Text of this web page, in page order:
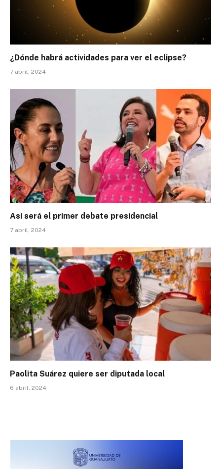
¿Dónde habrá actividades para ver el eclipse?
7 abril, 2024
Así será el primer debate presidencial
7 abril, 2024
Paolita Suárez quiere ser diputada local
6 abril, 2024